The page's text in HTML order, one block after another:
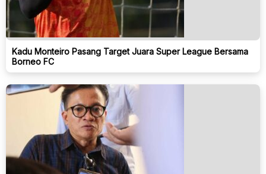
Kadu Monteiro Pasang Target Juara Super League Bersama
Borneo FC